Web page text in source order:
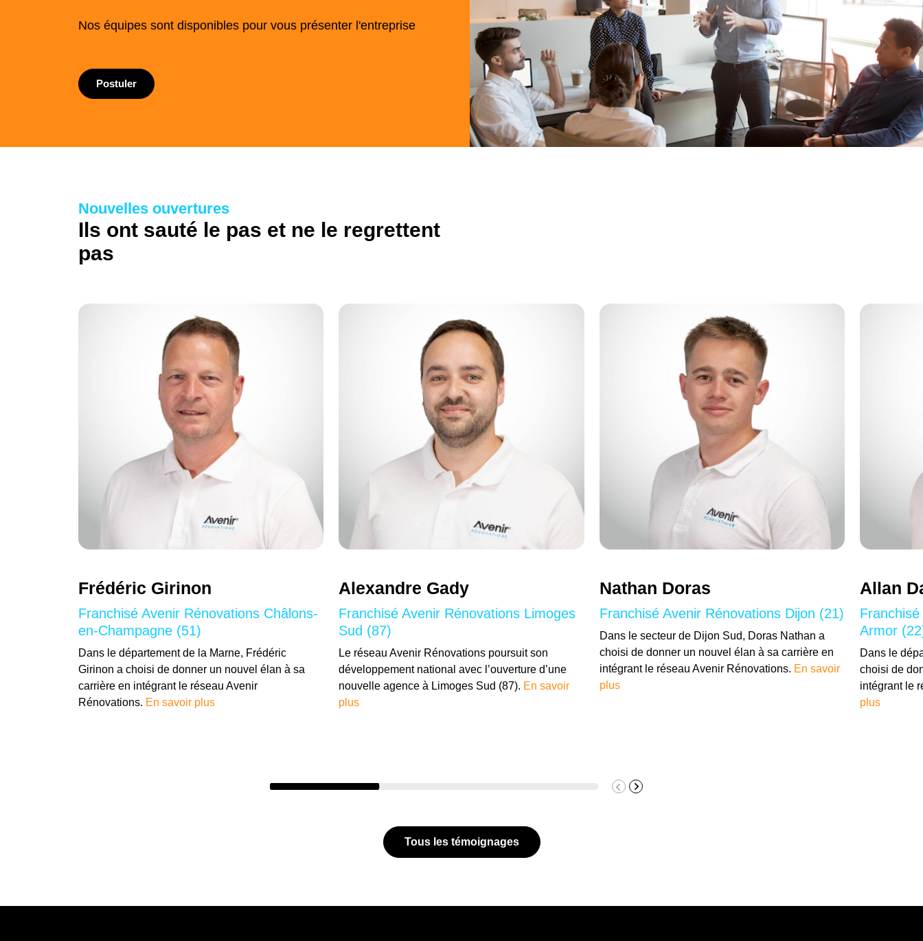
Nos équipes sont disponibles pour vous présenter l'entreprise
Postuler
Nouvelles ouvertures
Ils ont sauté le pas et ne le regrettent
pas
Frédéric Girinon
Franchisé Avenir Rénovations Châlons-
en-Champagne (51)
Dans le département de la Marne, Frédéric
Girinon a choisi de donner un nouvel élan à sa
carrière en intégrant le réseau Avenir
Rénovations. En savoir plus
Alexandre Gady
Franchisé Avenir Rénovations Limoges
Sud (87)
Le réseau Avenir Rénovations poursuit son
développement national avec l’ouverture d’une
nouvelle agence à Limoges Sud (87). En savoir
plus
Nathan Doras
Franchisé Avenir Rénovations Dijon (21)
Dans le secteur de Dijon Sud, Doras Nathan a
choisi de donner un nouvel élan à sa carrière en
intégrant le réseau Avenir Rénovations. En savoir
plus
Allan
Armor
Dans le
choisi de
intégrant le
plus
Tous les témoignages